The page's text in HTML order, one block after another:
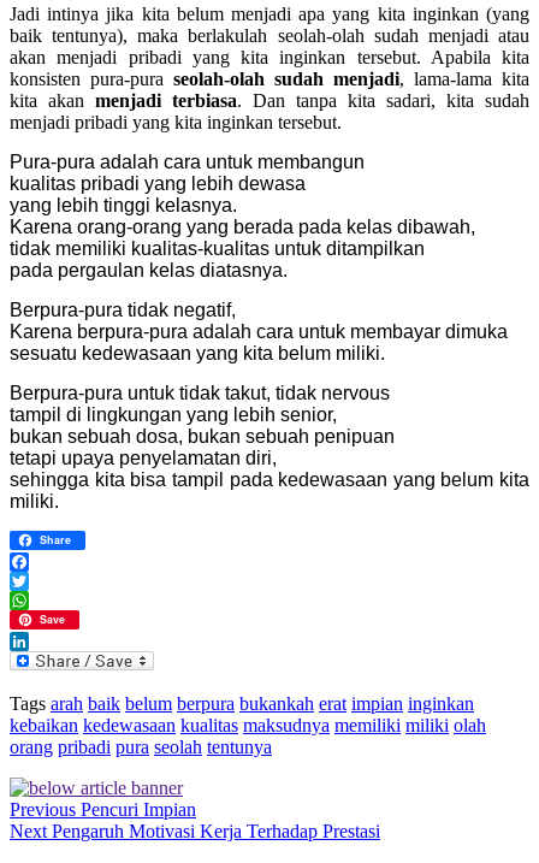
Jadi intinya jika kita belum menjadi apa yang kita inginkan (yang
baik tentunya), maka berlakulah seolah-olah sudah menjadi atau
akan menjadi pribadi yang kita inginkan tersebut. Apabila kita
konsisten pura-pura seolah-olah sudah menjadi, lama-lama kita
kita akan menjadi terbiasa. Dan tanpa kita sadari, kita sudah
menjadi pribadi yang kita inginkan tersebut.
Pura-pura adalah cara untuk membangun
kualitas pribadi yang lebih dewasa
yang lebih tinggi kelasnya.
Karena orang-orang yang berada pada kelas dibawah,
tidak memiliki kualitas-kualitas untuk ditampilkan
pada pergaulan kelas diatasnya.
Berpura-pura tidak negatif,
Karena berpura-pura adalah cara untuk membayar dimuka
sesuatu kedewasaan yang kita belum miliki.
Berpura-pura untuk tidak takut, tidak nervous
tampil di lingkungan yang lebih senior,
bukan sebuah dosa, bukan sebuah penipuan
tetapi upaya penyelamatan diri,
sehingga kita bisa tampil pada kedewasaan yang belum kita
miliki.
Share
Facebook
Twitter
WhatsApp
Save
LinkedIn
Tags arah baik belum berpura bukankah erat impian inginkan
kebaikan kedewasaan kualitas maksudnya memiliki miliki olah
orang pribadi pura seolah tentunya
Previous Pencuri Impian
Next Pengaruh Motivasi Kerja Terhadap Prestasi